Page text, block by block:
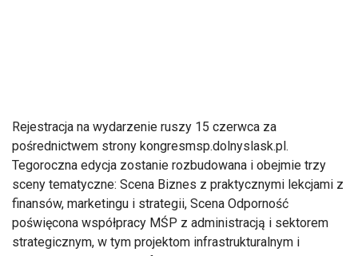
Rejestracja na wydarzenie ruszy 15 czerwca za
pośrednictwem strony kongresmsp.dolnyslask.pl.
Tegoroczna edycja zostanie rozbudowana i obejmie trzy
sceny tematyczne: Scena Biznes z praktycznymi lekcjami z
finansów, marketingu i strategii, Scena Odporność
poświęcona współpracy MŚP z administracją i sektorem
strategicznym, w tym projektom infrastrukturalnym i